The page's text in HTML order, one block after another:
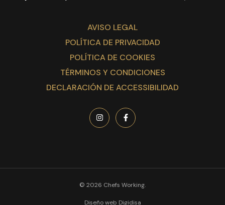
AVISO LEGAL
POLÍTICA DE PRIVACIDAD
POLÍTICA DE COOKIES
TÉRMINOS Y CONDICIONES
DECLARACIÓN DE ACCESSIBILIDAD
© 2026 Chefs Working.
Diseño web Digidisa